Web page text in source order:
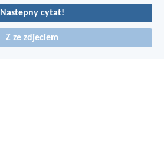
Nastepny cytat!
Z ze zdjeciem